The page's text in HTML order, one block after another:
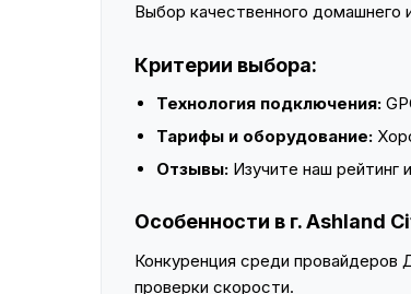
Выбор качественного домашнего
Критерии выбора:
Технология подключения:
Тарифы и оборудование:
Отзывы: Изучите наш рейтинг
Особенности в г. Ashland
Конкуренция среди провайдеров
проверки скорости.